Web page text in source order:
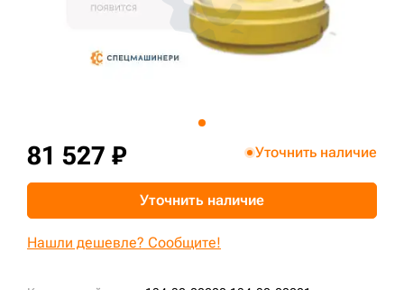
81 527 ₽ Уточнить наличие
Уточнить наличие
Нашли дешевле? Сообщите!
+7 (499) 394-50-93